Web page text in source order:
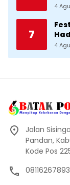
4
7
4
Jalan
Pandan,
Kode Pos
08116267893